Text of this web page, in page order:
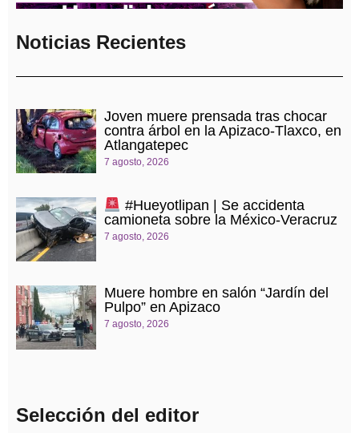
Noticias Recientes
Joven muere prensada tras chocar
contra árbol en la Apizaco-Tlaxco, en
Atlangatepec
7 agosto, 2026
#Hueyotlipan | Se accidenta
camioneta sobre la México-Veracruz
7 agosto, 2026
Muere hombre en salón “Jardín del
Pulpo” en Apizaco
7 agosto, 2026
Selección del editor